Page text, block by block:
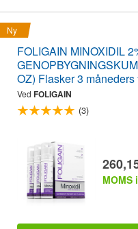
Ny
FOLIGAIN MINOXIDIL
OZ) Flasker 3 måneders
Ved FOLIGAIN
(3)
MOMS